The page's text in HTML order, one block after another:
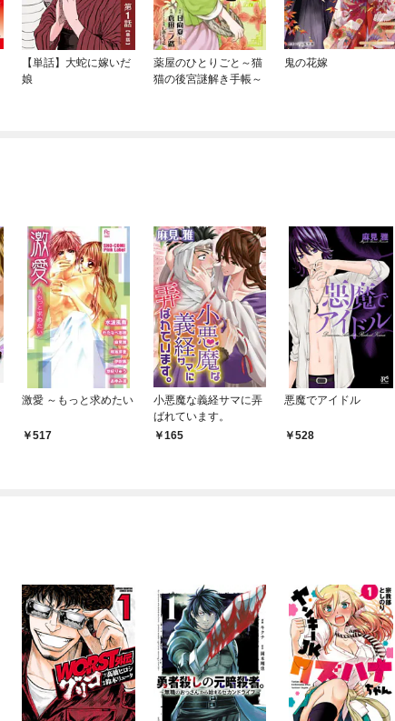
【単話】大蛇に嫁いだ
娘
薬屋のひとりごと～猫
猫の後宮謎解き手帳～
鬼の花嫁
激愛 ～もっと求めたい
517
小悪魔な義経サマに弄
ばれています。
165
悪魔でアイドル
528